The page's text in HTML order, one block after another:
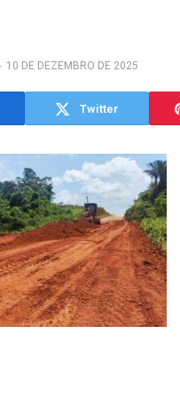
10 DE DEZEMBRO DE 2025
Twitter